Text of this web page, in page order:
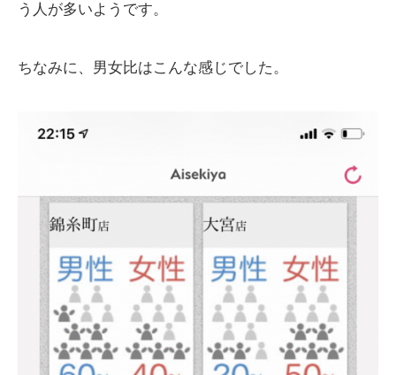
う人が多いようです。
ちなみに、男女比はこんな感じでした。